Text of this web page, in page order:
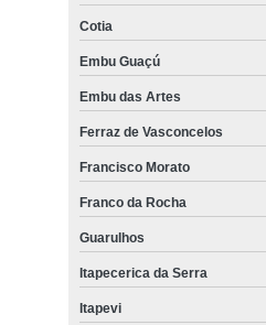
Cotia
Embu Guaçú
Embu das Artes
Ferraz de Vasconcelos
Francisco Morato
Franco da Rocha
Guarulhos
Itapecerica da Serra
Itapevi